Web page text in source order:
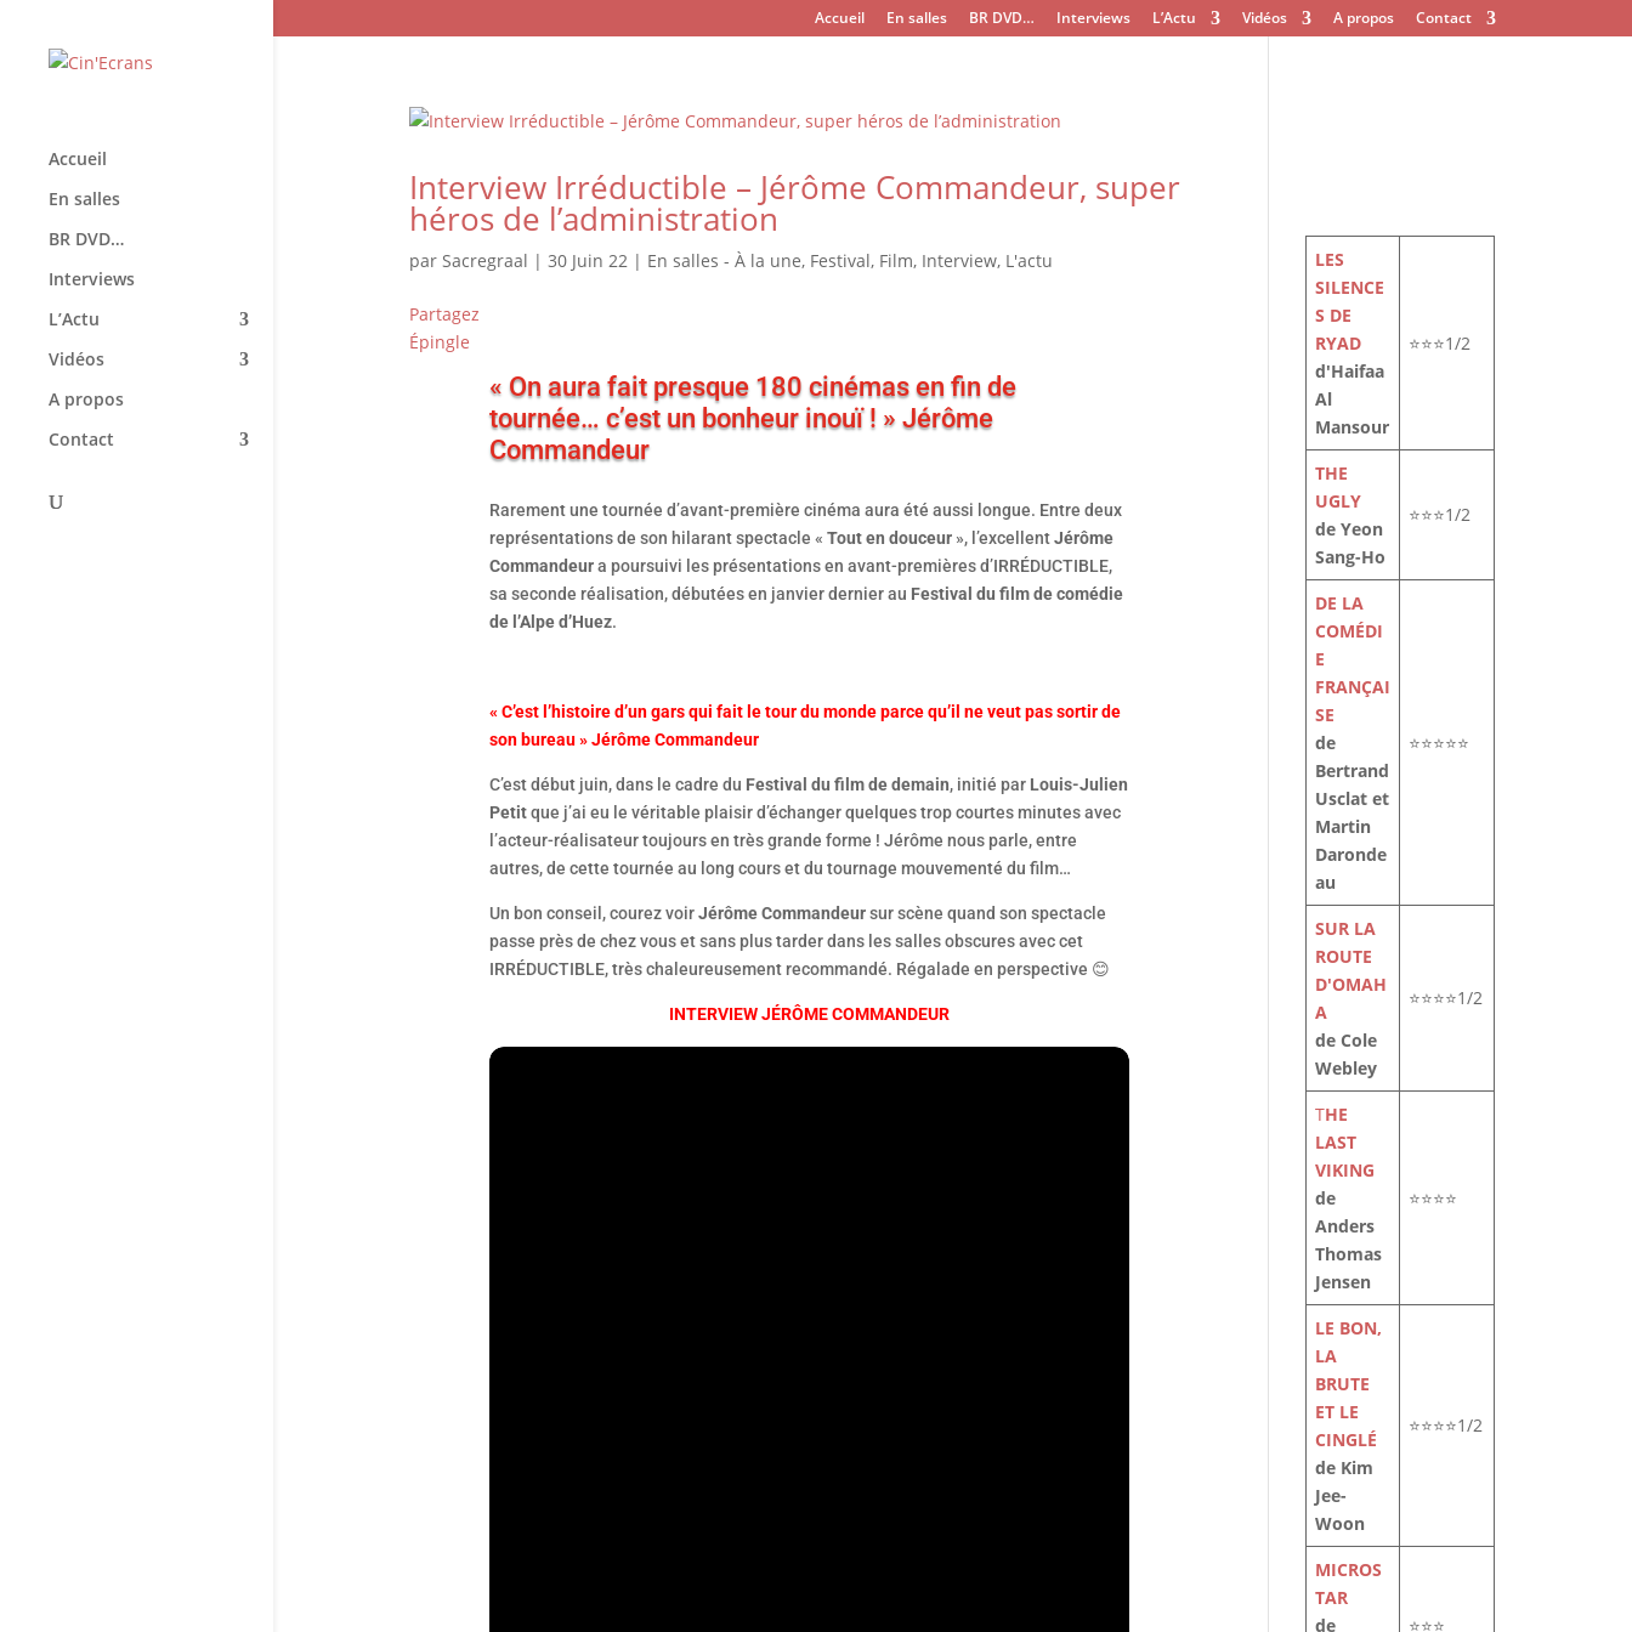
Accueil En salles BR DVD… Interviews L’Actu Vidéos A propos Contact
Accueil
En salles
BR DVD…
Interviews
L’Actu
Vidéos
A propos
Contact
Interview Irréductible – Jérôme Commandeur, super
héros de l’administration
par Sacregraal | 30 Juin 22| En salles - À la une, Festival, Film, Interview, L'actu
Partagez
Épingle
« On aura fait presque 180 cinémas en fin de
tournée… c’est un bonheur inouï ! » Jérôme
Commandeur
Rarement une tournée d’avant-première cinéma aura été aussi longue. Entre deux
représentations de son hilarant spectacle « Tout en douceur», l’excellentJérôme
Commandeura poursuivi les présentations en avant-premières d’IRRÉDUCTIBLE,
sa seconde réalisation, débutées en janvier dernier au Festival du film de comédie
de l’Alpe d’Huez.
« C’est l’histoire d’un gars qui fait le tour du monde parce qu’il ne veut pas sortir de
son bureau » Jérôme Commandeur
C’est début juin, dans le cadre du Festival du film de demain, initié par Louis-Julien
Petitque j’ai eu le véritable plaisir d’échanger quelques trop courtes minutes avec
l’acteur-réalisateur toujours en très grande forme ! Jérôme nous parle, entre
autres, de cette tournée au long cours et du tournage mouvementé du film…
Un bon conseil, courez voirJérôme Commandeursur scène quand son spectacle
passe près de chez vous et sans plus tarder dans les salles obscures avec cet
IRRÉDUCTIBLE, très chaleureusement recommandé. Régalade en perspective 😊
INTERVIEW JÉRÔME COMMANDEUR
LES
SILENCE
S DE
RYAD
d'Haifaa
Al
Mansour
⭐⭐⭐1/2
THE
UGLY
de Yeon
Sang-Ho
⭐⭐⭐1/2
DE LA
COMÉDI
E
FRANÇAI
SE
de
Bertrand
Usclat et
Martin
Daronde
au
⭐⭐⭐⭐⭐
SUR LA
ROUTE
D'OMAH
A
de Cole
Webley
⭐⭐⭐⭐1/2
THE
LAST
VIKING
de
Anders
Thomas
Jensen
⭐⭐⭐⭐
LE BON,
LA
BRUTE
ET LE
CINGLÉ
de Kim
Jee-
Woon
⭐⭐⭐⭐1/2
MICROS
TAR
de
⭐⭐⭐